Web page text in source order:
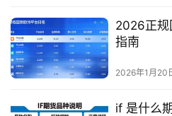
2026正规
指南
2026年1月20
if 是什么